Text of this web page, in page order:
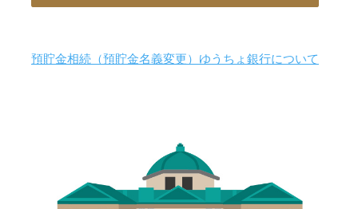
預貯金相続（預貯金名義変更）ゆうちょ銀行について